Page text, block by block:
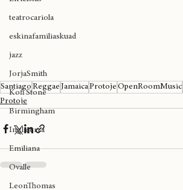
Liricistas
teatrocariola
eskinafamiliaskuad
jazz
JorjaSmith
Kofi Stone
Birmingham
Inglaterra
Emiliana
Ovalle
Santiago
Protoje